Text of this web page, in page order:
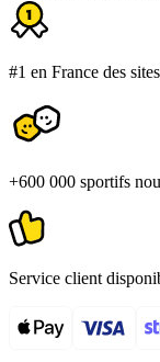
#1 en France des
+600 000 sportifs
Service client